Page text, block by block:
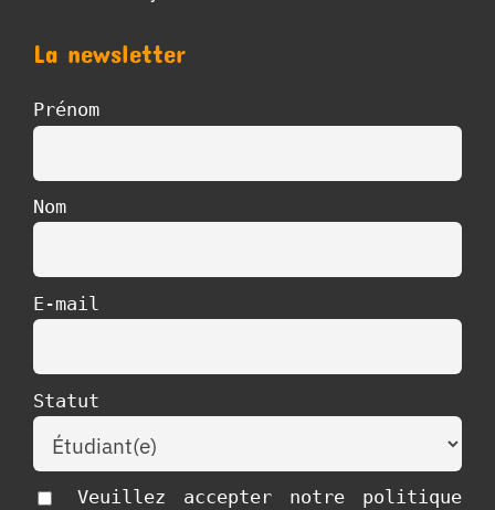
La newsletter
Prénom
Nom
E-mail
Statut
Veuillez accepter notre politique